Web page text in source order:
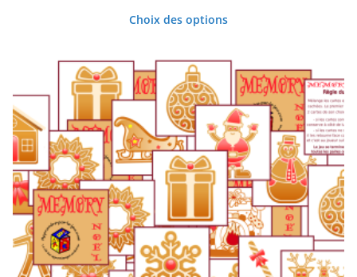
Choix des options